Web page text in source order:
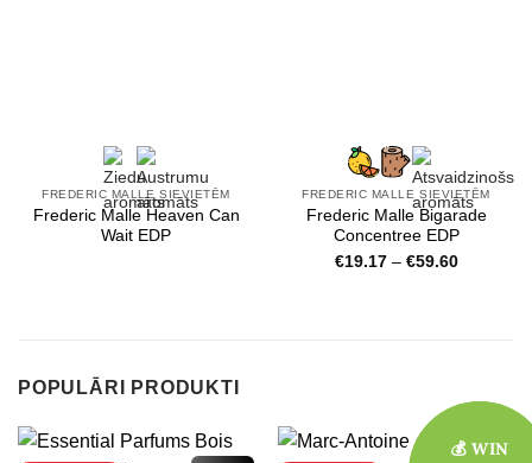
FREDERIC MALLE SIEVIETĒM
Frederic Malle Heaven Can
Wait EDP
FREDERIC MALLE SIEVIETĒM
Frederic Malle Bigarade
Concentree EDP
€19.17 – €59.60Price
POPULĀRI PRODUKTI
💰 WIN
💰 WIN